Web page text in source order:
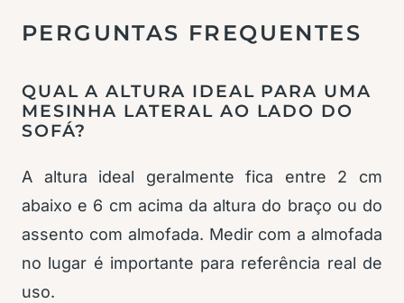
PERGUNTAS FREQUENTES
QUAL A ALTURA IDEAL PARA UMA
MESINHA LATERAL AO LADO DO
SOFÁ?
A altura ideal geralmente fica entre 2 cm
abaixo e 6 cm acima da altura do braço ou do
assento com almofada. Medir com a almofada
no lugar é importante para referência real de
uso.